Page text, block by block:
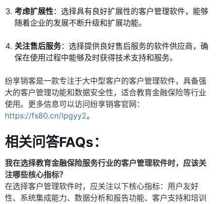
考虑扩展性：选择具有良好扩展性的客户管理软件，能够
随着企业的发展不断升级和扩展功能。
关注售后服务：选择提供良好售后服务的软件供应商，确
保在使用过程中能够及时获得技术支持和服务。
纷享销客是一款专注于大中型客户的客户管理软件，具备强
大的客户管理功能和数据安全性，适合教育金融保险等行业
使用。更多信息可以访问纷享销客官网：
https://fs80.cn/lpgyy2。
相关问答FAQs：
我在选择教育金融保险服务行业的客户管理软件时，应该关
注哪些核心指标？
在选择客户管理软件时，应关注以下核心指标：用户友好
性、系统集成能力、数据分析和报告功能、客户支持和培训